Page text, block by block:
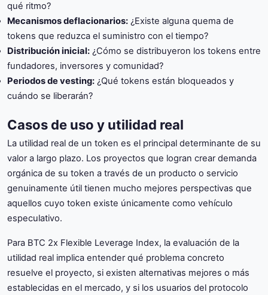
qué ritmo?
Mecanismos deflacionarios: ¿Existe alguna quema de
tokens que reduzca el suministro con el tiempo?
Distribución inicial: ¿Cómo se distribuyeron los tokens entre
fundadores, inversores y comunidad?
Periodos de vesting: ¿Qué tokens están bloqueados y
cuándo se liberarán?
Casos de uso y utilidad real
La utilidad real de un token es el principal determinante de su
valor a largo plazo. Los proyectos que logran crear demanda
orgánica de su token a través de un producto o servicio
genuinamente útil tienen mucho mejores perspectivas que
aquellos cuyo token existe únicamente como vehículo
especulativo.
Para BTC 2x Flexible Leverage Index, la evaluación de la
utilidad real implica entender qué problema concreto
resuelve el proyecto, si existen alternativas mejores o más
establecidas en el mercado, y si los usuarios del protocolo